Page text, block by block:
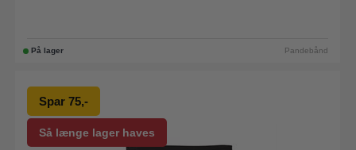
På lager Pandebånd
Så længe lager haves
Spar 75,-